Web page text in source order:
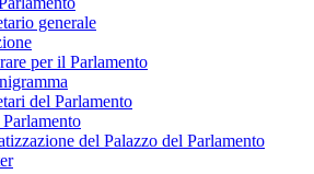
generale
per il Parlamento
del Parlamento
del Palazzo del Parlamento